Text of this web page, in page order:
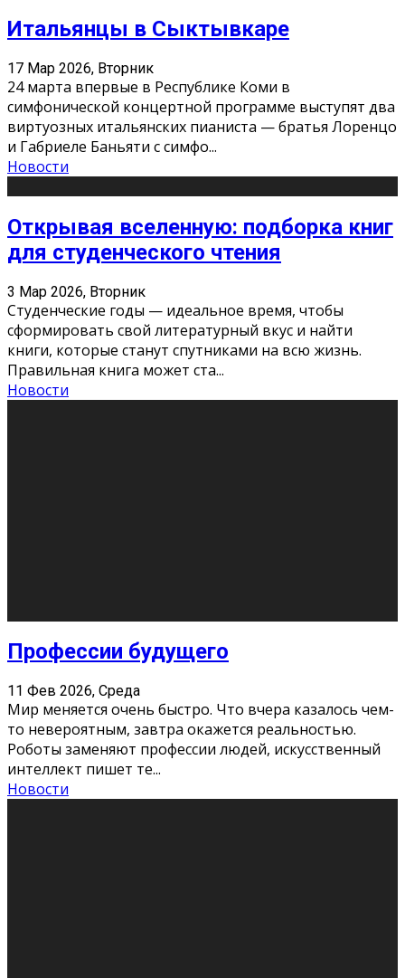
Итальянцы в Сыктывкаре
17 Мар 2026, Вторник
24 марта впервые в Республике Коми в
симфонической концертной программе выступят два
виртуозных итальянских пианиста — братья Лоренцо
и Габриеле Баньяти с симфо...
Новости
Открывая вселенную: подборка книг
для студенческого чтения
3 Мар 2026, Вторник
Студенческие годы — идеальное время, чтобы
сформировать свой литературный вкус и найти
книги, которые станут спутниками на всю жизнь.
Правильная книга может ста...
Новости
Как бороться со стрессом
11 Фев 2026, Среда
Стресс – нормальная реакция организма, когда
факторов, воздействующих на твой организм
больше, чем ресурсов. Есть советы, как бороться со
стрессовым состояни
Новости